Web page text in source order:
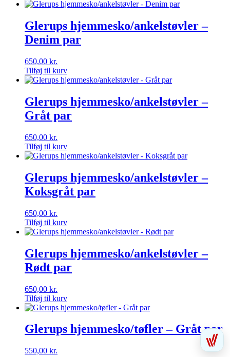
Glerups hjemmesko/ankelstøvler –
Denim par
650,00 kr.
Tilføj til kurv
Glerups hjemmesko/ankelstøvler –
Gråt par
650,00 kr.
Tilføj til kurv
Glerups hjemmesko/ankelstøvler –
Koksgråt par
650,00 kr.
Tilføj til kurv
Glerups hjemmesko/ankelstøvler –
Rødt par
650,00 kr.
Tilføj til kurv
Glerups hjemmesko/tøfler – Gråt par
550,00 kr.